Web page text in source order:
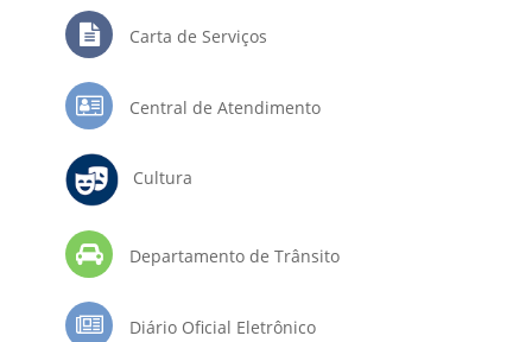
Carta de Serviços
Central de Atendimento
Cultura
Departamento de Trânsito
Diário Oficial Eletrônico